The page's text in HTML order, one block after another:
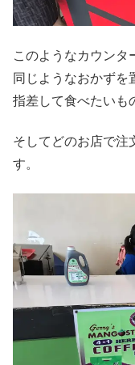
このようなカウンタ
同じようなおかずを
指差して食べたいも
そしてどのお店で注
す。